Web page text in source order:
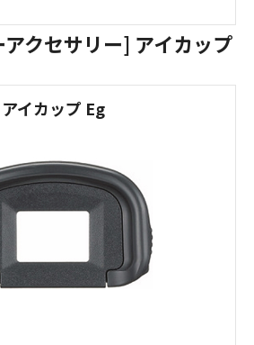
クセサリー] アイカップ
アイカップ Eg